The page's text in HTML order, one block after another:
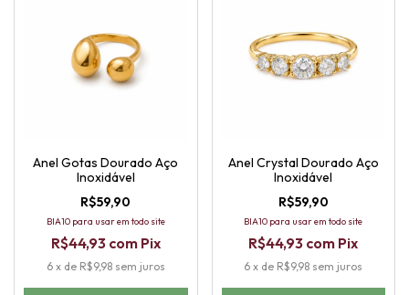
Anel Gotas Dourado Aço
Inoxidável
R$59,90
BIA10 para usar em todo site
R$44,93 com Pix
6 x de R$9,98 sem juros
Anel Crystal Dourado Aço
Inoxidável
R$59,90
BIA10 para usar em todo site
R$44,93 com Pix
6 x de R$9,98 sem juros